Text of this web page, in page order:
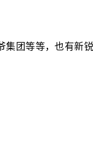
团等等，也有新